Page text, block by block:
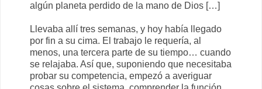
algún planeta perdido de la mano de Dios […]
Llevaba allí tres semanas, y hoy había llegado
por fin a su cima. El trabajo le requería, al
menos, una tercera parte de su tiempo… cuando
se relajaba. Así que, suponiendo que necesitaba
probar su competencia, empezó a averiguar